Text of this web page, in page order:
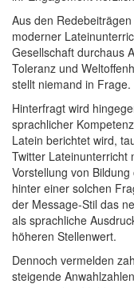
Aus den
moderner
Gesellschaft durchaus
Toleranz und
stellt niemand in Frage.
Hinterfragt wird
sprachlicher
Latein berichtet wird,
Twitter Lateinunterricht
Vorstellung von
hinter einer solchen
der Message-Stil das
als sprachliche
höheren Stellenwert.
Dennoch vermelden
steigende